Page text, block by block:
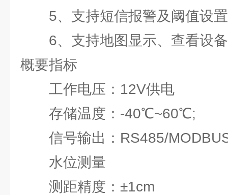
5、支持短信报警及阈值设置
6、支持地图显示、查看设备
概要指标
工作电压：12V供电
存储温度：-40℃~60℃;
信号输出：RS485/
水位测量
测距精度：±1cm